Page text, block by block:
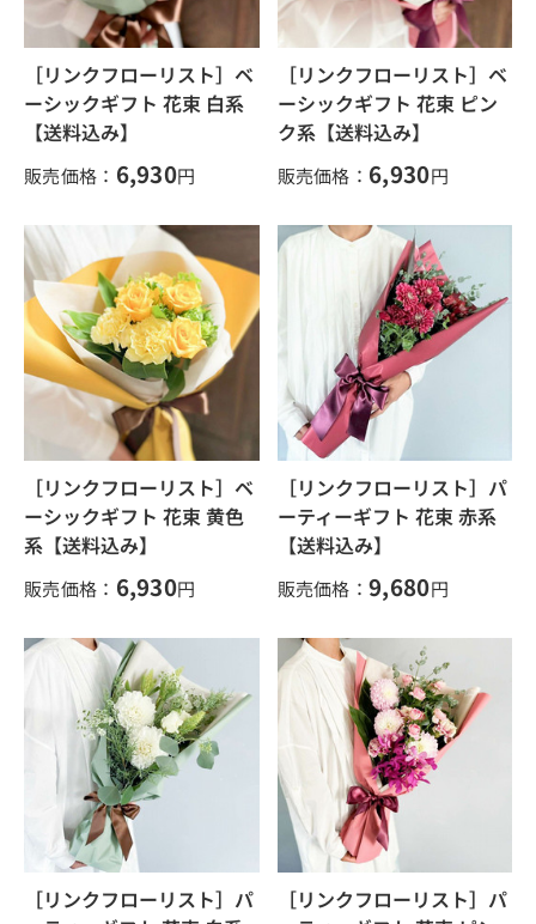
［リンクフローリスト］ベ
ーシックギフト 花束 白系
【送料込み】
販売価格： 6,930円
［リンクフローリスト］ベ
ーシックギフト 花束 ピン
ク系【送料込み】
販売価格： 6,930円
［リンクフローリスト］ベ
ーシックギフト 花束 黄色
系【送料込み】
販売価格： 6,930円
［リンクフローリスト］パ
ーティーギフト 花束 赤系
【送料込み】
販売価格： 9,680円
［リンクフローリスト］パ
［リンクフローリスト］パ